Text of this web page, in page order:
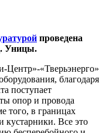
проведена
Уницы.
Центр»-«Тверьэнерго»
благодаря
поступает
опор и провода
того, в границах
кустарники. Все это